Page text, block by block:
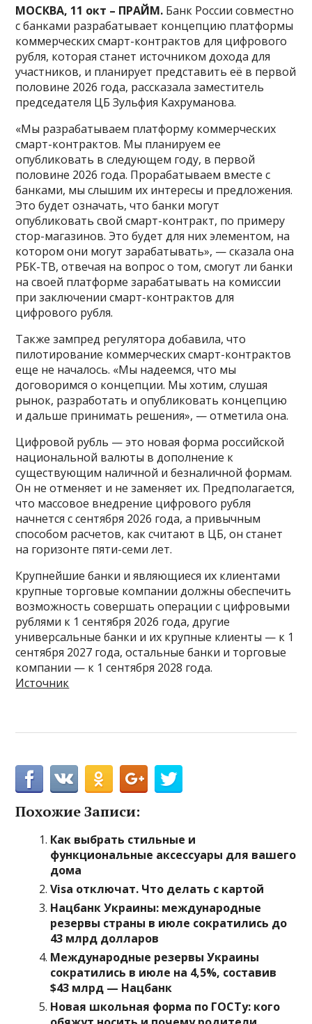
МОСКВА, 11 окт – ПРАЙМ. Банк России совместно
с банками разрабатывает концепцию платформы
коммерческих смарт-контрактов для цифрового
рубля, которая станет источником дохода для
участников, и планирует представить её в первой
половине 2026 года, рассказала заместитель
председателя ЦБ Зульфия Кахруманова.
«Мы разрабатываем платформу коммерческих
смарт-контрактов. Мы планируем ее
опубликовать в следующем году, в первой
половине 2026 года. Прорабатываем вместе с
банками, мы слышим их интересы и предложения.
Это будет означать, что банки могут
опубликовать свой смарт-контракт, по примеру
стор-магазинов. Это будет для них элементом, на
котором они могут зарабатывать», — сказала она
РБК-ТВ, отвечая на вопрос о том, смогут ли банки
на своей платформе зарабатывать на комиссии
при заключении смарт-контрактов для
цифрового рубля.
Также зампред регулятора добавила, что
пилотирование коммерческих смарт-контрактов
еще не началось. «Мы надеемся, что мы
договоримся о концепции. Мы хотим, слушая
рынок, разработать и опубликовать концепцию
и дальше принимать решения», — отметила она.
Цифровой рубль — это новая форма российской
национальной валюты в дополнение к
существующим наличной и безналичной формам.
Он не отменяет и не заменяет их. Предполагается,
что массовое внедрение цифрового рубля
начнется с сентября 2026 года, а привычным
способом расчетов, как считают в ЦБ, он станет
на горизонте пяти-семи лет.
Крупнейшие банки и являющиеся их клиентами
крупные торговые компании должны обеспечить
возможность совершать операции с цифровыми
рублями к 1 сентября 2026 года, другие
универсальные банки и их крупные клиенты — к 1
сентября 2027 года, остальные банки и торговые
компании — к 1 сентября 2028 года.
Источник
Похожие Записи:
Как выбрать стильные и
функциональные аксессуары для вашего
дома
Visa отключат. Что делать с картой
Нацбанк Украины: международные
резервы страны в июле сократились до
43 млрд долларов
Международные резервы Украины
сократились в июле на 4,5%, составив
$43 млрд — Нацбанк
Новая школьная форма по ГОСТу: кого